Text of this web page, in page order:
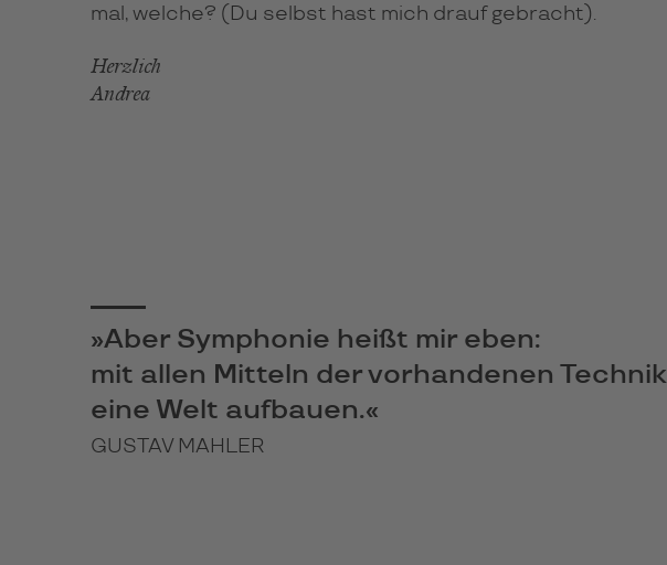
mal, welche? (Du selbst hast mich drauf gebracht).
Herzlich
Andrea
»Aber Symphonie heißt mir eben:
mit allen Mitteln der vorhandenen Technik
eine Welt aufbauen.«
GUSTAV MAHLER